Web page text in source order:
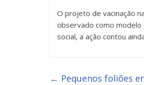
O projeto de vacinação
observado como modelo
social, a ação contou
← Pequenos foliões